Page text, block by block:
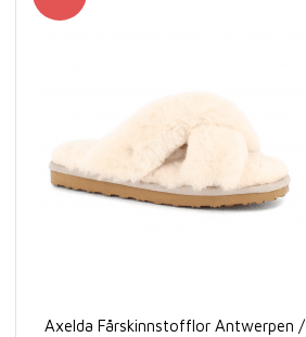
Axelda Fårskinnstofflor Antwerpen /